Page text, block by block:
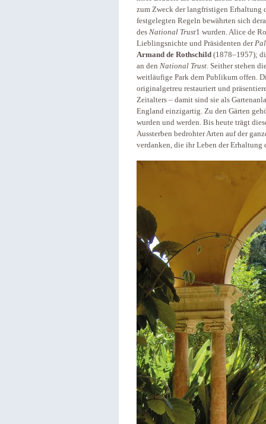
zum Zweck der langfristigen Erhaltung
festgelegten Regeln bewährten sich
des National Trust1 wurden. Alice de
Lieblingsnichte und Präsidenten der
Armand de Rothschild (1878–1957);
an den National Trust. Seither stehen
weitläufige Park dem Publikum offen.
originalgetreu restauriert und
Zeitalters – damit sind sie als
England einzigartig. Zu den Gärten
wurden und werden. Bis heute trägt
Aussterben bedrohter Arten auf der
verdanken, die ihr Leben der